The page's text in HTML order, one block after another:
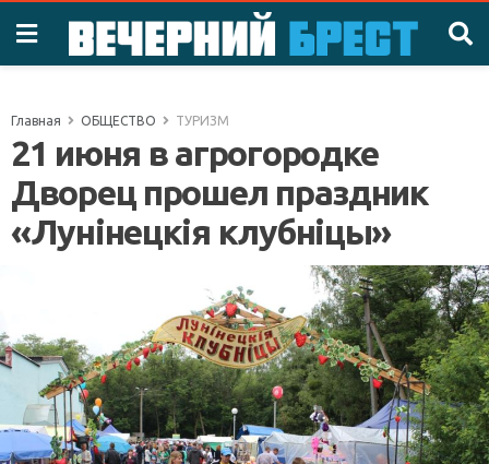
Главная ОБЩЕСТВО ТУРИЗМ
21 июня в агрогородке
Дворец прошел праздник
«Лунiнецкiя клубнiцы»